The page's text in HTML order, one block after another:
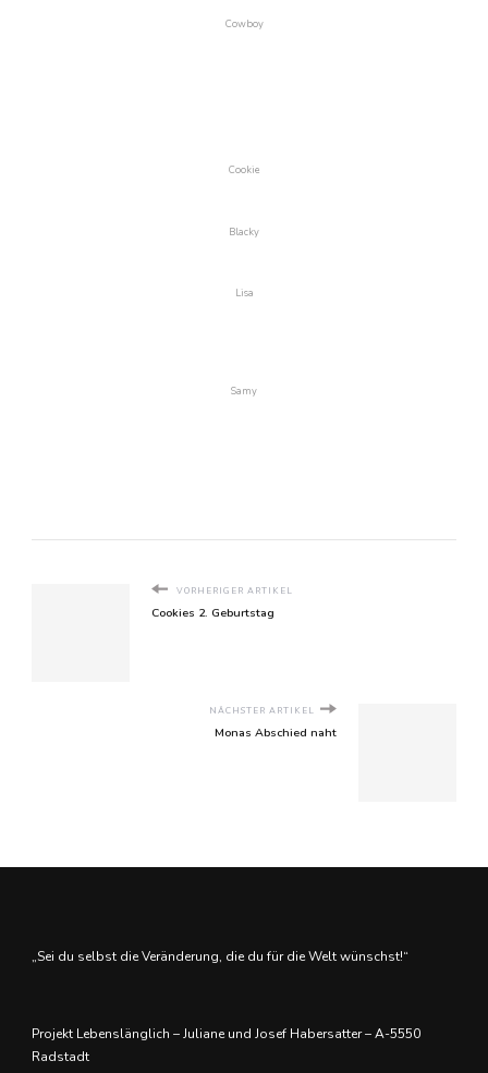
Cowboy
Cookie
Blacky
Lisa
Samy
VORHERIGER ARTIKEL
Cookies 2. Geburtstag
NÄCHSTER ARTIKEL
Monas Abschied naht
„Sei du selbst die Veränderung, die du für die Welt wünschst!“
Projekt Lebenslänglich – Juliane und Josef Habersatter – A-5550
Radstadt